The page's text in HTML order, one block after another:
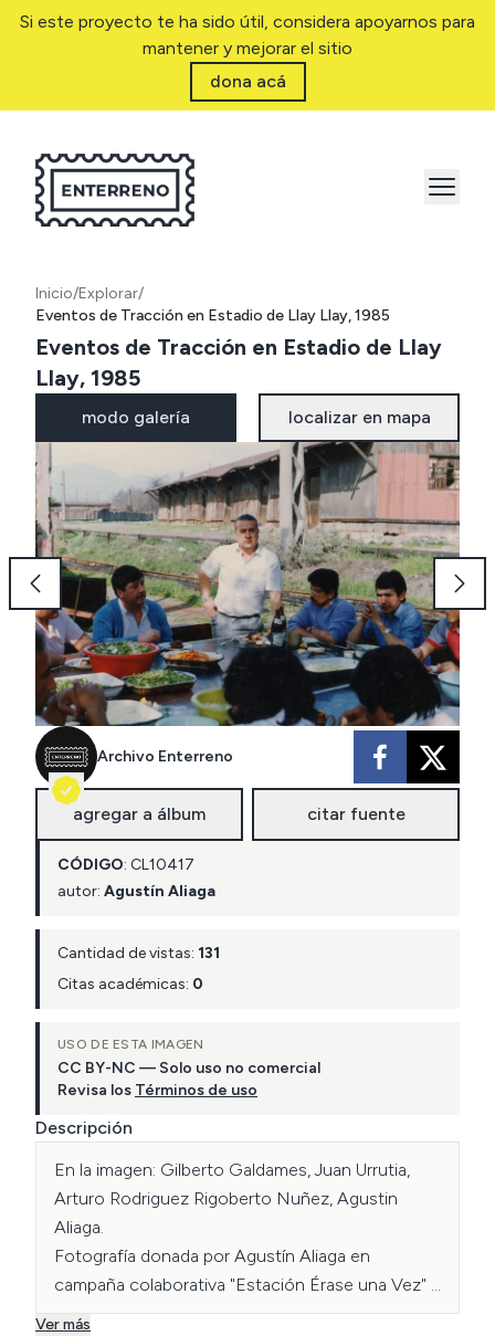
Si este proyecto te ha sido útil, considera apoyarnos para
mantener y mejorar el sitio
dona acá
Inicio/Explorar/
Eventos de Tracción en Estadio de Llay Llay, 1985
Eventos de Tracción en Estadio de Llay
Llay, 1985
modo galería localizar en mapa
Archivo Enterreno
agregar a álbum citar fuente
CÓDIGO: CL10417
autor: Agustín Aliaga
Cantidad de vistas: 131
Citas académicas: 0
USO DE ESTA IMAGEN
CC BY-NC — Solo uso no comercial
Revisa los Términos de uso
Descripción
En la imagen: Gilberto Galdames, Juan Urrutia,
Arturo Rodriguez Rigoberto Nuñez, Agustin
Aliaga.
Fotografía donada por Agustín Aliaga en
campaña colaborativa "Estación Érase una Vez"
organizada por Enterreno, Wikimedia y Trenzando
Ver más